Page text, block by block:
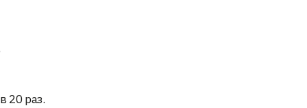
20 раз.